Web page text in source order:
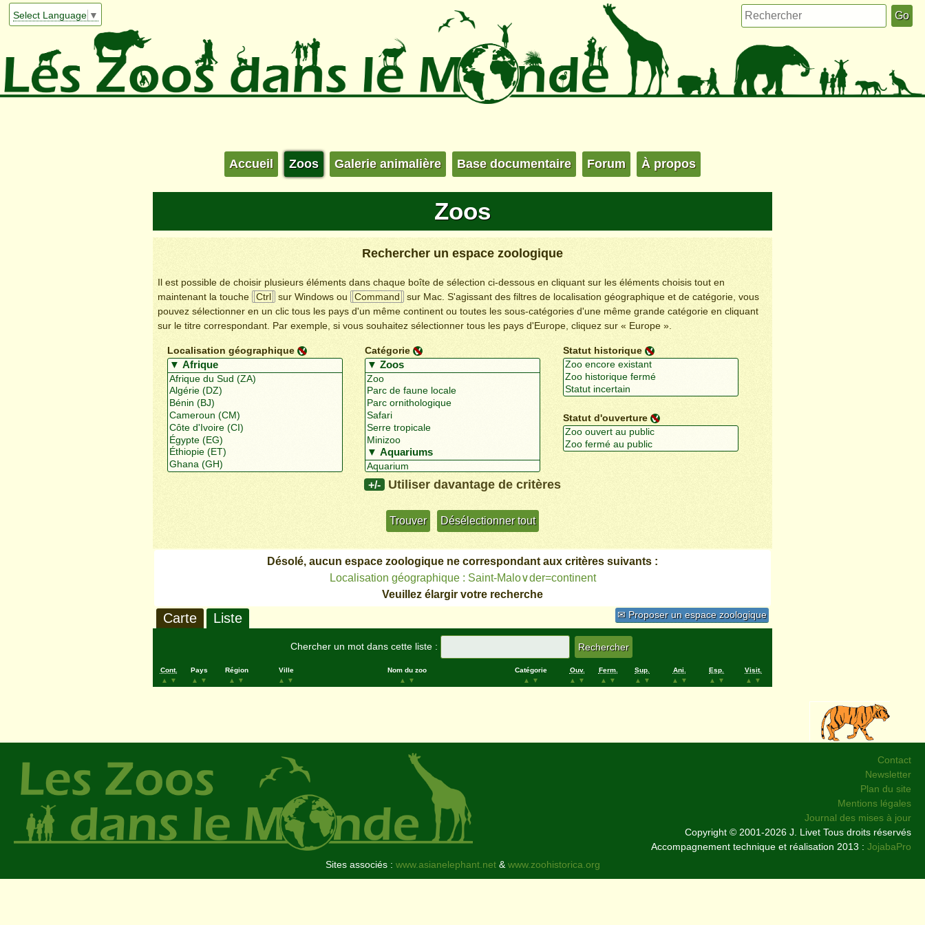
Select Language ▼
Accueil Zoos Galerie animalière Base documentaire Forum À propos
Zoos
Rechercher un espace zoologique
Il est possible de choisir plusieurs éléments dans chaque boîte de sélection ci-dessous en cliquant sur les éléments choisis tout en
maintenant la touche
Ctrl sur Windows ou Command
sur Mac. S'agissant des filtres de localisation géographique et de catégorie, vous
pouvez sélectionner en un clic tous les pays d'un même continent ou toutes les sous-catégories d'une même grande catégorie en cliquant
sur le titre correspondant. Par exemple, si vous souhaitez sélectionner tous les pays d'Europe, cliquez sur « Europe ».
Localisation géographique Catégorie Statut historique
Statut d'ouverture
+/- Utiliser davantage de critères
Désolé, aucun espace zoologique ne correspondant aux critères suivants :
Localisation géographique : Saint-Malo∨der=continent
Veuillez élargir votre recherche
✉ Proposer un espace zoologique
Carte Liste
Chercher un mot dans cette liste :
Cont.
▲
▼
Pays
▲
▼
Région
▲
▼
Ville
▲
▼
Nom du zoo
▲
▼
Catégorie
▲
▼
Ouv.
▲
▼
Ferm.
▲
▼
Sup.
▲
▼
Ani.
▲
▼
Esp.
▲
▼
Visit.
▲
▼
Contact
Newsletter
Plan du site
Mentions légales
Journal des mises à jour
Copyright © 2001-2026 J. Livet Tous droits réservés
Accompagnement technique et réalisation 2013 : JojabaPro
Sites associés : www.asianelephant.net&www.zoohistorica.org